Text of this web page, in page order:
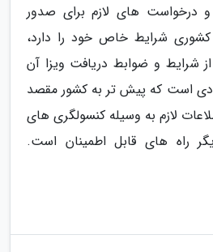
درخواست های لازم برای صدور
شرایط خاص خود را دارد،
شرایط و ضوابط دریافت ویزا آن
است که پیش تر به کشور مقصد
لازم به وسیله کنسولگری های
راه های قابل اطمینان است.